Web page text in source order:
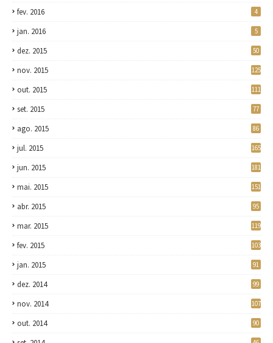
fev. 2016 4
jan. 2016 5
dez. 2015 50
nov. 2015 125
out. 2015 111
set. 2015 77
ago. 2015 86
jul. 2015 165
jun. 2015 181
mai. 2015 151
abr. 2015 95
mar. 2015 119
fev. 2015 103
jan. 2015 91
dez. 2014 99
nov. 2014 107
out. 2014 90